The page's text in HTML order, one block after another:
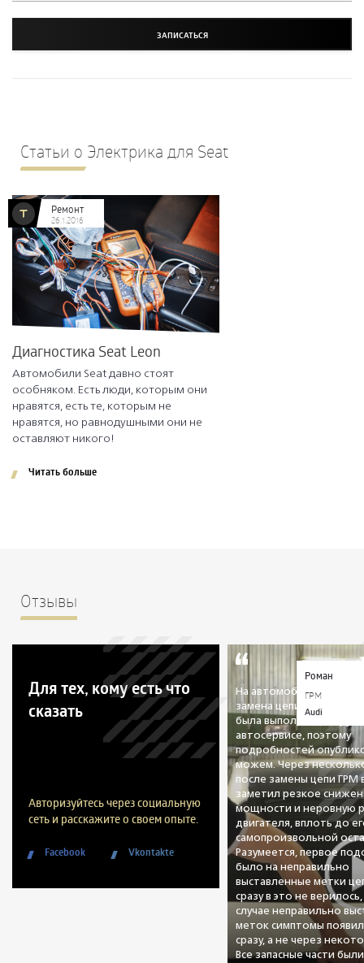
ЗАПИСАТЬСЯ
Статьи о Электрика для Seat
Ремонт
26.1.2016
Диагностика Seat Leon
Автомобили Seat давно стоят
особняком. Есть люди, которым они
нравятся, есть те, которым не
нравятся, но равнодушными они не
оставляют никого!
Читать больше
Отзывы
Для тех, кому есть что
сказать
Авторизуйтесь через социальную
сеть и расскажите о своем опыте.
Facebook Vkontakte
Роман
ГРМ
Audi
На автомобиле была
замена цепи ГРМ.
была выполнена в
автосервисе, поэтому
подробностей
можем. Через
после замены цепи ГРМ
заметил резкое
мощности и неровную
двигателя, вплоть до
самопроизвольной
Разумеется, первое
было на неправильно
выставленные метки
сразу в это не верилось,
случае неправильно
меток симптомы
сразу, а не через
Все запасные части